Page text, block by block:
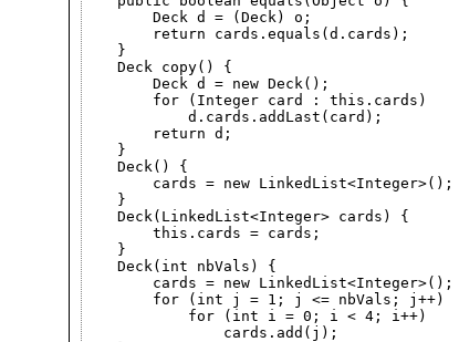
        Deck d = (Deck) o;
        return cards.equals(d.cards);
    }
    Deck copy() {
        Deck d = new Deck();
        for (Integer card : this.cards)
            d.cards.addLast(card);
        return d;
    }
    Deck() {
        cards = new LinkedList<Integer>();
    }
    Deck(LinkedList<Integer> cards) {
        this.cards = cards;
    }
    Deck(int nbVals) {
        cards = new LinkedList<Integer>();
        for (int j = 1; j <= nbVals; j++)
            for (int i = 0; i < 4; i++)
                cards.add(j);